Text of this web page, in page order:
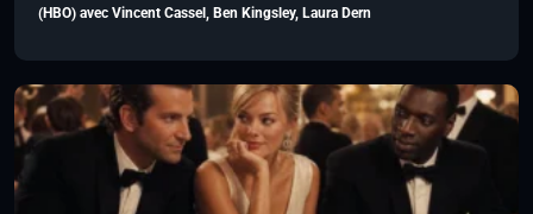
(HBO) avec Vincent Cassel, Ben Kingsley, Laura Dern